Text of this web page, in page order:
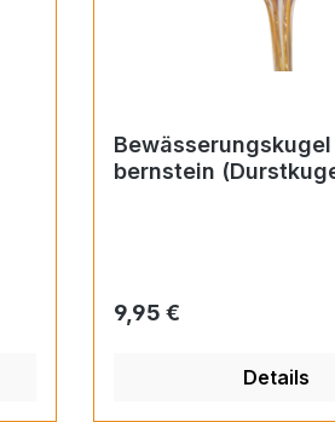
bernstein
Regulärer Preis:
9,95 €
Details